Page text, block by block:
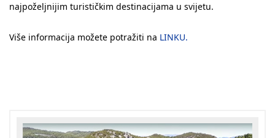
najpoželjnijim turističkim destinacijama u svijetu.
Više informacija možete potražiti na LINKU.